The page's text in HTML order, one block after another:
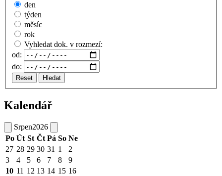
den
týden
měsíc
rok
Vyhledat dok. v rozmezí:
od:
do:
Reset Hledat
Kalendář
Srpen2026
Po Út St Čt Pá So Ne
27 28 29 30 31 1
2
3
4 5 6 7 8
9
10 11 12 13 14 15 16